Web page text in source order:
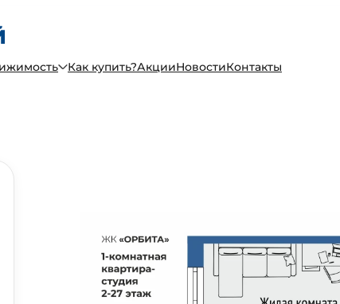
Как купить?АкцииНовостиКонтакты